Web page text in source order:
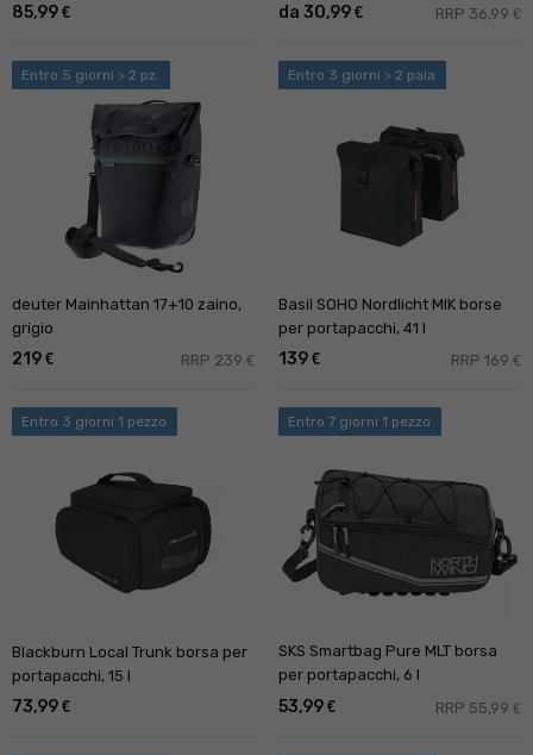
85,99 € da 30,99 € RRP 36,99 €
Entro 5 giorni > 2 pz.
deuter Mainhattan 17+10 zaino,
grigio
219 € RRP 239 €
Entro 3 giorni > 2 paia
Basil SOHO Nordlicht MIK borse
per portapacchi, 41 l
139 € RRP 169 €
Entro 3 giorni 1 pezzo
Blackburn Local Trunk borsa per
portapacchi, 15 l
73,99 €
Entro 7 giorni 1 pezzo
SKS Smartbag Pure MLT borsa
per portapacchi, 6 l
53,99 € RRP 55,99 €